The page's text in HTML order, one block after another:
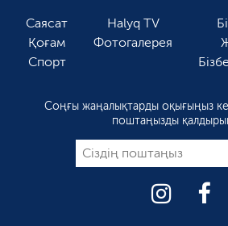
Саясат
Қоғам
Спорт
Halyq TV
Фотогалерея
Соңғы жаңалықтарды оқығыңыз
поштаңызды